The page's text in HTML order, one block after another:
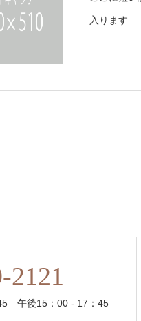
入ります
2121
午後15：00 - 17：45